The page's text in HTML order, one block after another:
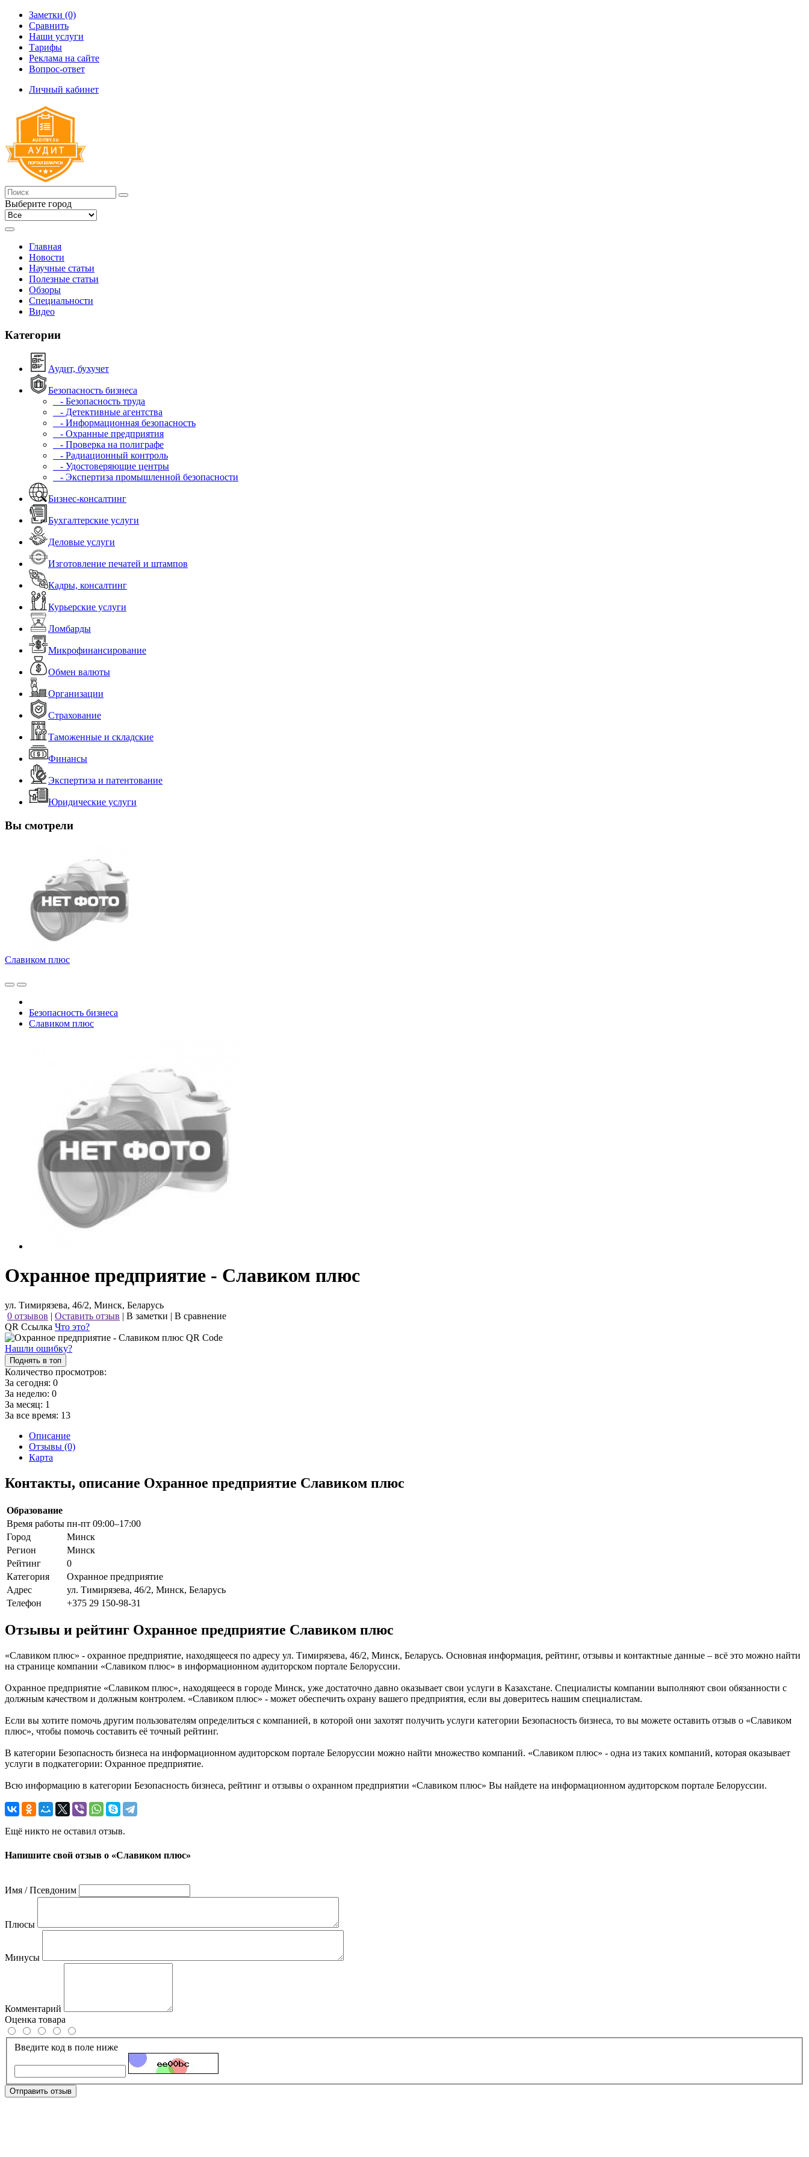
Заметки (0)
Сравнить
Наши услуги
Тарифы
Реклама на сайте
Вопрос-ответ
Личный кабинет
Выберите город
Главная
Новости
Научные статьи
Полезные статьи
Обзоры
Специальности
Видео
Категории
Аудит, бухучет
Безопасность бизнеса
- Безопасность труда
- Детективные агентства
- Информационная безопасность
- Охранные предприятия
- Проверка на полиграфе
- Радиационный контроль
- Удостоверяющие центры
- Экспертиза промышленной безопасности
Бизнес-консалтинг
Бухгалтерские услуги
Деловые услуги
Изготовление печатей и штампов
Кадры, консалтинг
Курьерские услуги
Ломбарды
Микрофинансирование
Обмен валюты
Организации
Страхование
Таможенные и складские
Финансы
Экспертиза и патентование
Юридические услуги
Вы смотрели
Славиком плюс
Безопасность бизнеса
Славиком плюс
Охранное предприятие - Славиком плюс
ул. Тимирязева, 46/2, Минск, Беларусь
0 отзывов | Оставить отзыв | В заметки | В сравнение
QR Ссылка Что это?
Нашли ошибку?
Поднять в топ
Количество просмотров:
За сегодня: 0
За неделю: 0
За месяц: 1
За все время: 13
Описание
Отзывы (0)
Карта
Контакты, описание Охранное предприятие Славиком плюс
Образование
Время работы пн-пт 09:00–17:00
Город
Минск
Регион
Минск
Рейтинг
0
Категория
Охранное предприятие
Адрес
ул. Тимирязева, 46/2, Минск, Беларусь
Телефон
+375 29 150-98-31
Отзывы и рейтинг Охранное предприятие Славиком плюс
«Славиком плюс» - охранное предприятие, находящееся по адресу ул. Тимирязева, 46/2, Минск, Беларусь. Основная информация, рейтинг, отзывы и контактные данные – всё это можно найти
на странице компании «Славиком плюс» в информационном аудиторском портале Белоруссии.
Охранное предприятие «Славиком плюс», находящееся в городе Минск, уже достаточно давно оказывает свои услуги в Казахстане. Специалисты компании выполняют свои обязанности с
должным качеством и должным контролем. «Славиком плюс» - может обеспечить охрану вашего предприятия, если вы доверитесь нашим специалистам.
Если вы хотите помочь другим пользователям определиться с компанией, в которой они захотят получить услуги категории Безопасность бизнеса, то вы можете оставить отзыв о «Славиком
плюс», чтобы помочь составить её точный рейтинг.
В категории Безопасность бизнеса на информационном аудиторском портале Белоруссии можно найти множество компаний. «Славиком плюс» - одна из таких компаний, которая оказывает
услуги в подкатегории: Охранное предприятие.
Всю информацию в категории Безопасность бизнеса, рейтинг и отзывы о охранном предприятии «Славиком плюс» Вы найдете на информационном аудиторском портале Белоруссии.
Ещё никто не оставил отзыв.
Напишите свой отзыв о «Славиком плюс»
Имя / Псевдоним
Плюсы
Минусы
Комментарий
Оценка товара
Введите код в поле ниже
Отправить отзыв